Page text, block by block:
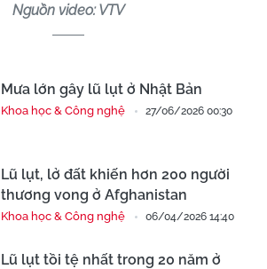
Nguồn video: VTV
Mưa lớn gây lũ lụt ở Nhật Bản
Khoa học & Công nghệ 27/06/2026 00:30
Lũ lụt, lở đất khiến hơn 200 người
thương vong ở Afghanistan
Khoa học & Công nghệ 06/04/2026 14:40
Lũ lụt tồi tệ nhất trong 20 năm ở